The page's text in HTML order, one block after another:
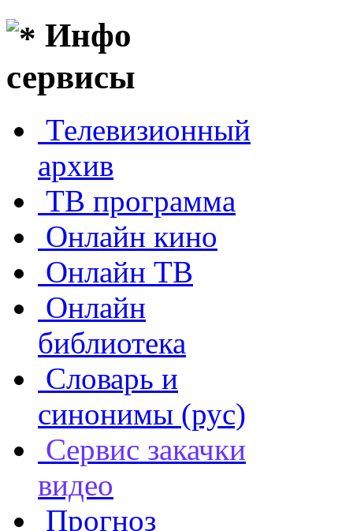
Инфо
сервисы
Телевизионный
архив
ТВ программа
Онлайн кино
Онлайн ТВ
Онлайн
библиотека
Словарь и
синонимы (рус)
Сервис закачки
видео
Прогноз